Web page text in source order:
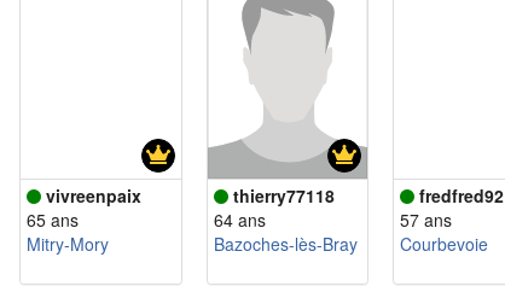
vivreenpaix
65 ans
Mitry-Mory
thierry77118
64 ans
Bazoches-lès-Bray
fredfred92
57 ans
Courbevoie